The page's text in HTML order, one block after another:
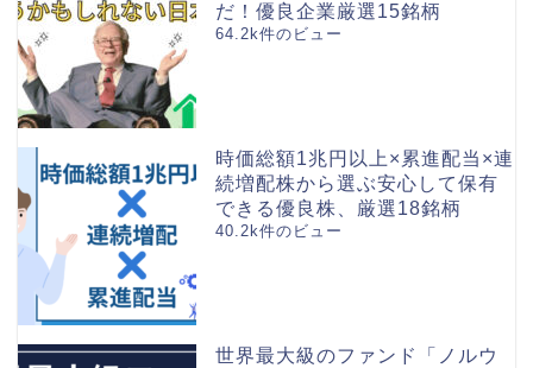
だ！優良企業厳選15銘柄
64.2k件のビュー
時価総額1兆円以上×累進配当×連
続増配株から選ぶ安心して保有
できる優良株、厳選18銘柄
40.2k件のビュー
世界最大級のファンド「ノルウ